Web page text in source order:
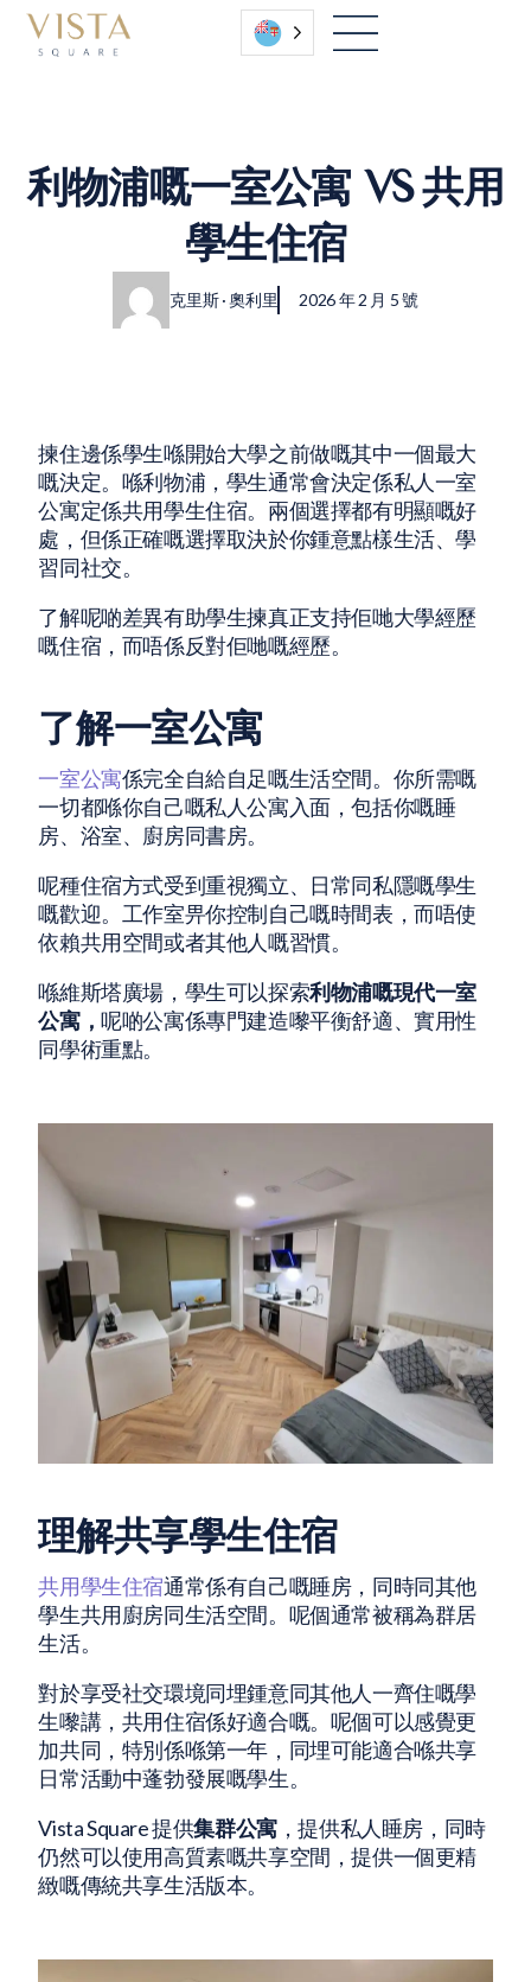
利物浦嘅一室公寓 VS 共用
學生住宿
克里斯 · 奧利里 2026 年 2 月 5 號
揀住邊係學生喺開始大學之前做嘅其中一個最大
嘅決定。喺利物浦，學生通常會決定係私人一室
公寓定係共用學生住宿。兩個選擇都有明顯嘅好
處，但係正確嘅選擇取決於你鍾意點樣生活、學
習同社交。
了解呢啲差異有助學生揀真正支持佢哋大學經歷
嘅住宿，而唔係反對佢哋嘅經歷。
了解一室公寓
一室公寓係完全自給自足嘅生活空間。你所需嘅
一切都喺你自己嘅私人公寓入面，包括你嘅睡
房、浴室、廚房同書房。
呢種住宿方式受到重視獨立、日常同私隱嘅學生
嘅歡迎。工作室畀你控制自己嘅時間表，而唔使
依賴共用空間或者其他人嘅習慣。
喺維斯塔廣場，學生可以探索利物浦嘅現代一室
公寓，呢啲公寓係專門建造嚟平衡舒適、實用性
同學術重點。
理解共享學生住宿
共用學生住宿通常係有自己嘅睡房，同時同其他
學生共用廚房同生活空間。呢個通常被稱為群居
生活。
對於享受社交環境同埋鍾意同其他人一齊住嘅學
生嚟講，共用住宿係好適合嘅。呢個可以感覺更
加共同，特別係喺第一年，同埋可能適合喺共享
日常活動中蓬勃發展嘅學生。
Vista Square 提供集群公寓，提供私人睡房，同時
仍然可以使用高質素嘅共享空間，提供一個更精
緻嘅傳統共享生活版本。